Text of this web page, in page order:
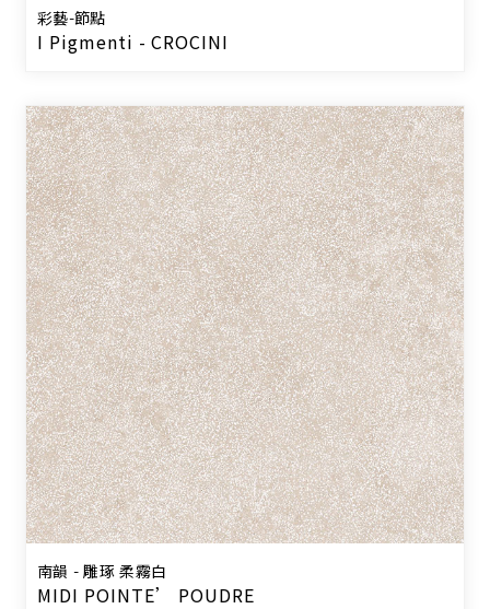
彩藝-節點
I Pigmenti - CROCINI
南韻 - 雕琢 柔霧白
MIDI POINTE’ POUDRE